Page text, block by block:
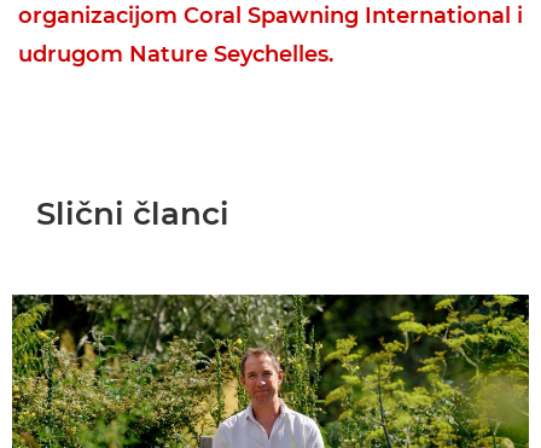
organizacijom Coral Spawning International i
udrugom Nature Seychelles.
Slični članci